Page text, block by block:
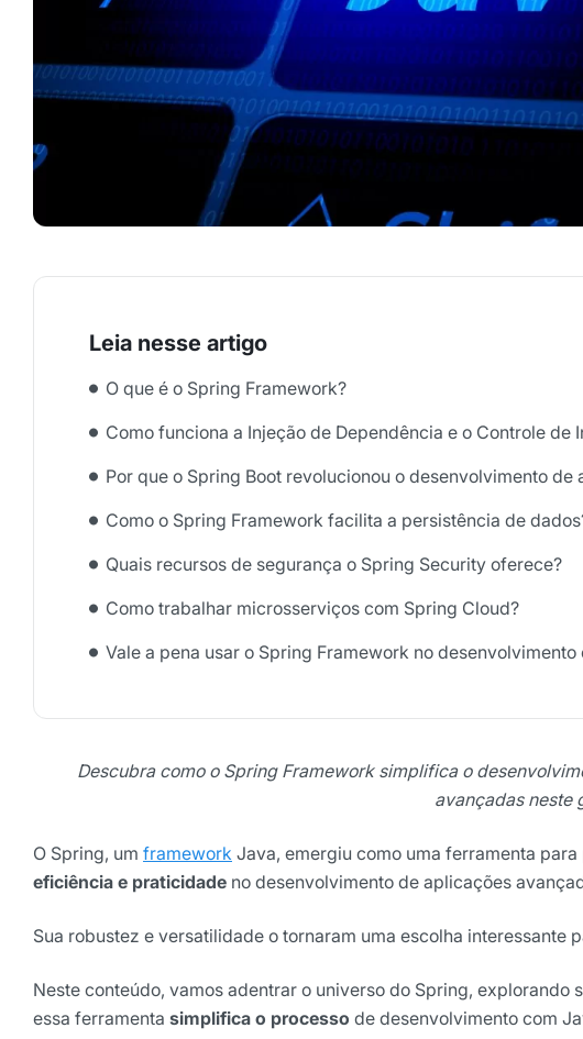
O que é o Spring Framework?
Como funciona a Injeção de Dependência e o Controle de
Por que o Spring Boot revolucionou o desenvolvimento de
Como o Spring Framework facilita a persistência de
Quais recursos de segurança o Spring Security oferece?
Como trabalhar microsserviços com Spring Cloud?
Vale a pena usar o Spring Framework no desenvolvimento
Descubra como o Spring Framework simplifica o
avançadas neste
O Spring, um framework Java, emergiu como uma ferramenta
eficiência e praticidade no desenvolvimento de aplicações
Sua robustez e versatilidade o tornaram uma escolha
Neste conteúdo, vamos adentrar o universo do Spring,
essa ferramenta simplifica o processo de desenvolvimento com
Receba os melhores insights da